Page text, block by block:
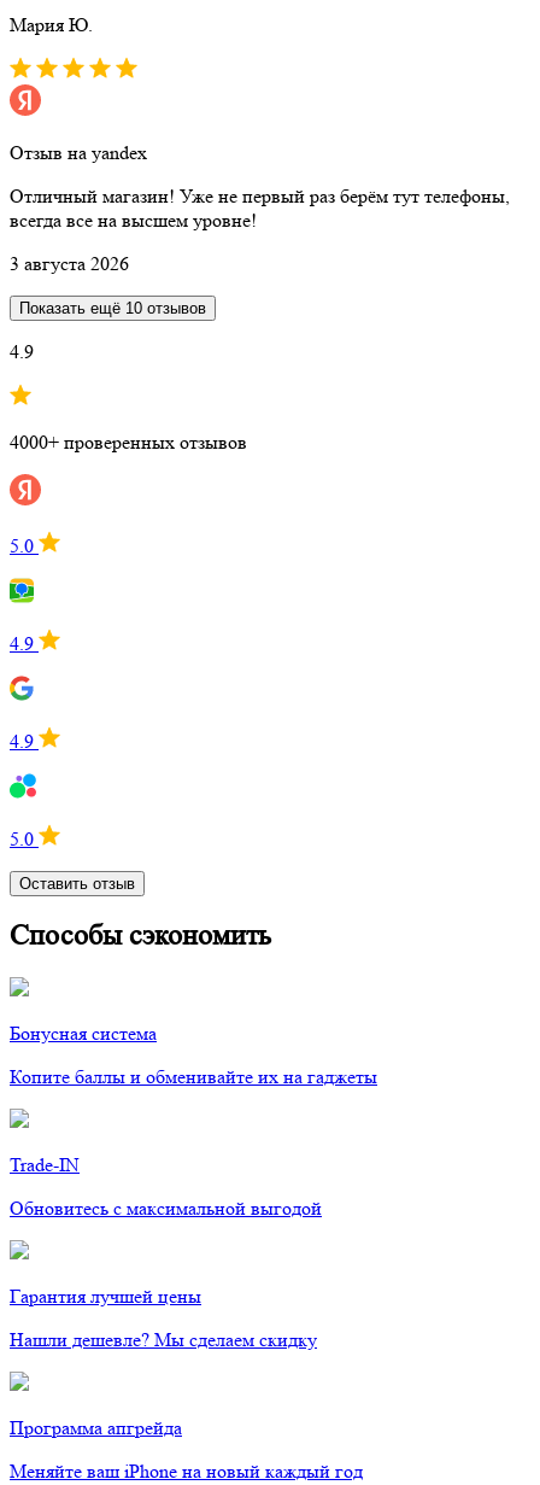
Мария Ю.
Отзыв на yandex
Отличный магазин! Уже не первый раз берём тут телефоны,
всегда все на высшем уровне!
3 августа 2026
Показать ещё 10 отзывов
4.9
4000+ проверенных отзывов
5.0
4.9
4.9
5.0
Оставить отзыв
Способы сэкономить
Бонусная система
Копите баллы и обменивайте их на гаджеты
Trade-IN
Обновитесь с максимальной выгодой
Гарантия лучшей цены
Нашли дешевле? Мы сделаем скидку
Программа апгрейда
Меняйте ваш iPhone на новый каждый год